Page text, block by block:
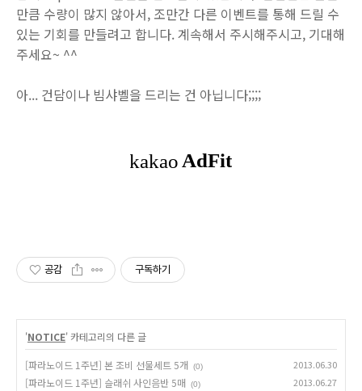
만큼 수량이 많지 않아서, 조만간 다른 이벤트를 통해 드릴 수
있는 기회를 만들려고 합니다. 계속해서 주시해주시고, 기대해
주세요~ ^^
아... 건담이나 빔샤벨을 드리는 건 아닙니다;;;;
공감 구독하기
'NOTICE' 카테고리의 다른 글
[파라노이드 1주년] 본 조비 선물세트 5개 (0) 2013.06.30
[파라노이드 1주년] 슬래쉬 사인음반 5매 (0) 2013.06.27